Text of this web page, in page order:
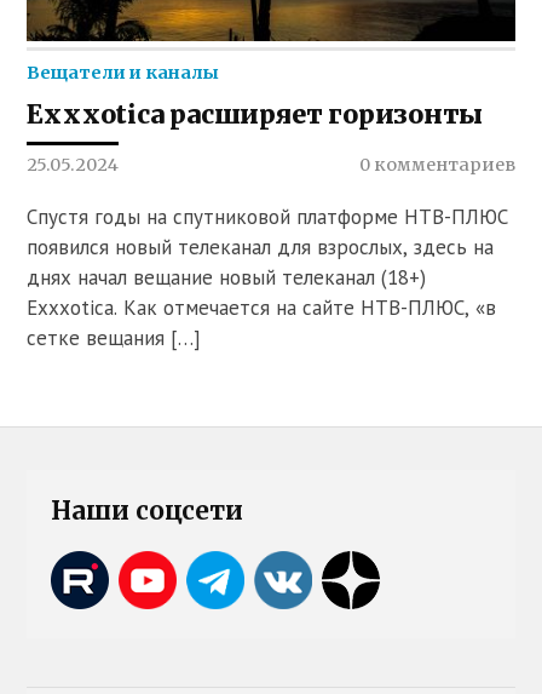
Вещатели и каналы
Exxxotica расширяет горизонты
25.05.2024 0 комментариев
Спустя годы на спутниковой платформе НТВ-ПЛЮС
появился новый телеканал для взрослых, здесь на
днях начал вещание новый телеканал (18+)
Exxxotica. Как отмечается на сайте НТВ-ПЛЮС, «в
сетке вещания […]
Наши соцсети